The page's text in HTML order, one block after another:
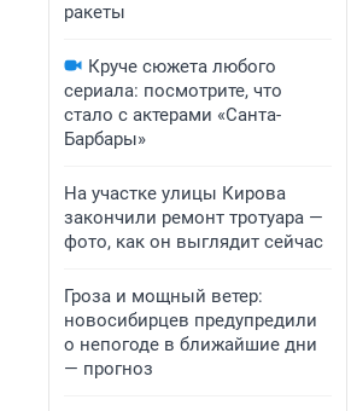
ракеты
Круче сюжета любого
сериала: посмотрите, что
стало с актерами «Санта-
Барбары»
На участке улицы Кирова
закончили ремонт тротуара —
фото, как он выглядит сейчас
Гроза и мощный ветер:
новосибирцев предупредили
о непогоде в ближайшие дни
— прогноз